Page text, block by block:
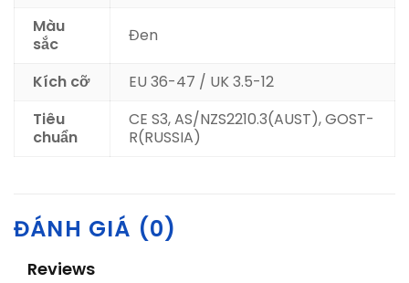
Màu
sắc
Đen
Kích cỡ
EU 36-47 / UK 3.5-12
Tiêu
chuẩn
CE S3, AS/NZS2210.3(AUST), GOST-
R(RUSSIA)
ĐÁNH GIÁ (0)
Reviews